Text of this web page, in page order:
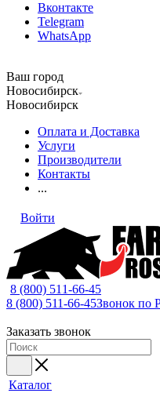
Вконтакте
Telegram
WhatsApp
Ваш город
Новосибирск
Новосибирск
Оплата и Доставка
Услуги
Производители
Контакты
...
Войти
8 (800) 511-66-45
8 (800) 511-66-45Звонок по
Заказать звонок
Каталог